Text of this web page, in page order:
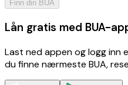
Finn din BUA
Lån gratis med BUA-
Last ned appen og logg inn
du finne nærmeste BUA,